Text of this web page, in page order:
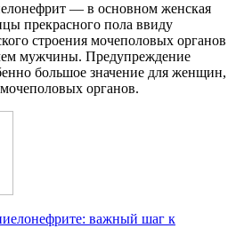
— в основном женская
прекрасного пола ввиду
строения мочеполовых органов
мужчины. Предупреждение
большое значение для женщин,
органов.
важный шаг к